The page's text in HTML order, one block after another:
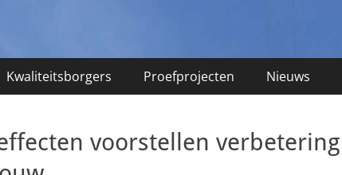
Kwaliteitsborgers Proefprojecten Nieuws
voorstellen verbetering